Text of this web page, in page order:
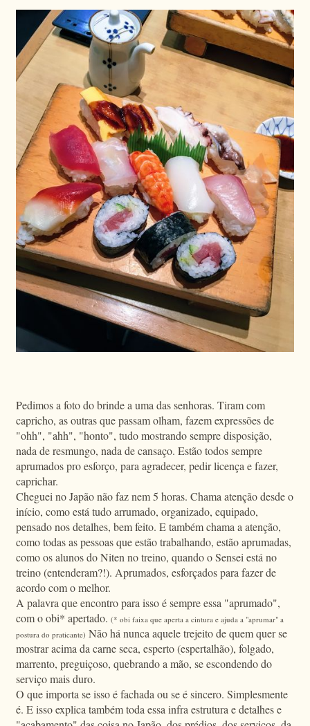
Pedimos a foto do brinde a uma das senhoras. Tiram com
capricho, as outras que passam olham, fazem expressões de
"ohh", "ahh", "honto", tudo mostrando sempre disposição,
nada de resmungo, nada de cansaço. Estão todos sempre
aprumados pro esforço, para agradecer, pedir licença e fazer,
caprichar.
Cheguei no Japão não faz nem 5 horas. Chama atenção desde o
início, como está tudo arrumado, organizado, equipado,
pensado nos detalhes, bem feito. E também chama a atenção,
como todas as pessoas que estão trabalhando, estão aprumadas,
como os alunos do Niten no treino, quando o Sensei está no
treino (entenderam?!). Aprumados, esforçados para fazer de
acordo com o melhor.
A palavra que encontro para isso é sempre essa "aprumado",
com o obi* apertado. (* obi faixa que aperta a cintura e ajuda a "aprumar" a
postura do praticante) Não há nunca aquele trejeito de quem quer se
mostrar acima da carne seca, esperto (espertalhão), folgado,
marrento, preguiçoso, quebrando a mão, se escondendo do
serviço mais duro.
O que importa se isso é fachada ou se é sincero. Simplesmente
é. E isso explica também toda essa infra estrutura e detalhes e